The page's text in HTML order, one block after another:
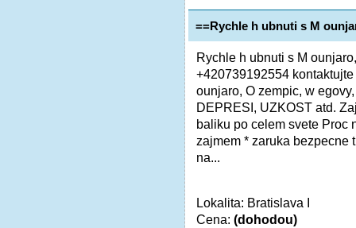
==Rychle h ubnuti s M
Rychle h ubnuti s M
+420739192554
ounjaro, O zempic, w
DEPRESI, UZKOST atd.
baliku po celem svete Proc
zajmem * zaruka bezpecne
na...
Lokalita: Bratislava I
Cena: (dohodou)